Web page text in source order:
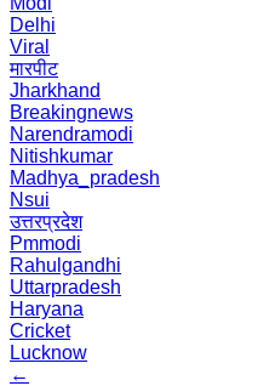
Delhi
Viral
मारपीट
Jharkhand
Breakingnews
Narendramodi
Nitishkumar
Madhya_pradesh
Nsui
उत्तरप्रदेश
Pmmodi
Rahulgandhi
Uttarpradesh
Haryana
Cricket
Lucknow
←